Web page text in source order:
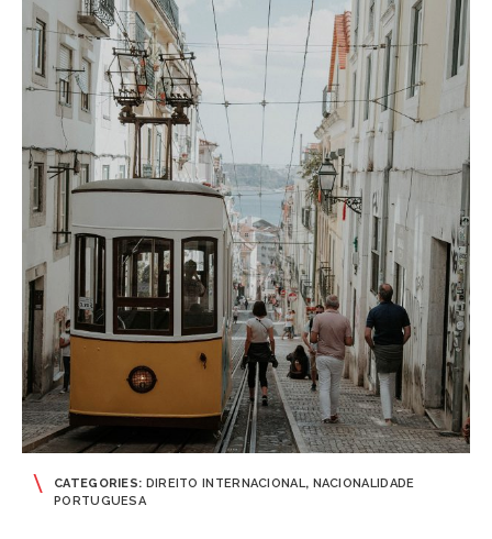
CATEGORIES: DIREITO INTERNACIONAL, NACIONALIDADE
PORTUGUESA